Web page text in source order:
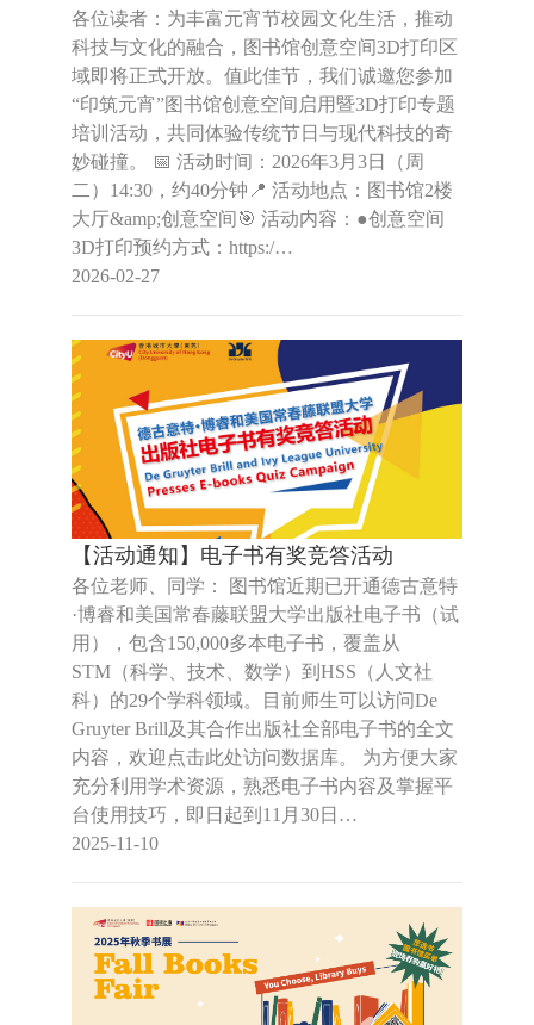
各位读者：为丰富元宵节校园文化生活，推动
科技与文化的融合，图书馆创意空间3D打印区
域即将正式开放。值此佳节，我们诚邀您参加
“印筑元宵”图书馆创意空间启用暨3D打印专题
培训活动，共同体验传统节日与现代科技的奇
妙碰撞。 📅 活动时间：2026年3月3日（周
二）14:30，约40分钟📍 活动地点：图书馆2楼
大厅&amp;创意空间🎯 活动内容：●创意空间
3D打印预约方式：https:/…
2026-02-27
【活动通知】电子书有奖竞答活动
各位老师、同学： 图书馆近期已开通德古意特
·博睿和美国常春藤联盟大学出版社电子书（试
用），包含150,000多本电子书，覆盖从
STM（科学、技术、数学）到HSS（人文社
科）的29个学科领域。目前师生可以访问De
Gruyter Brill及其合作出版社全部电子书的全文
内容，欢迎点击此处访问数据库。 为方便大家
充分利用学术资源，熟悉电子书内容及掌握平
台使用技巧，即日起到11月30日…
2025-11-10